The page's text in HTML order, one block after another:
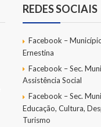
REDES SOCIAIS
Facebook –
Ernestina
Facebook – Sec.
Assistência Social
Facebook – Sec.
Educação, Cultura,
Turismo